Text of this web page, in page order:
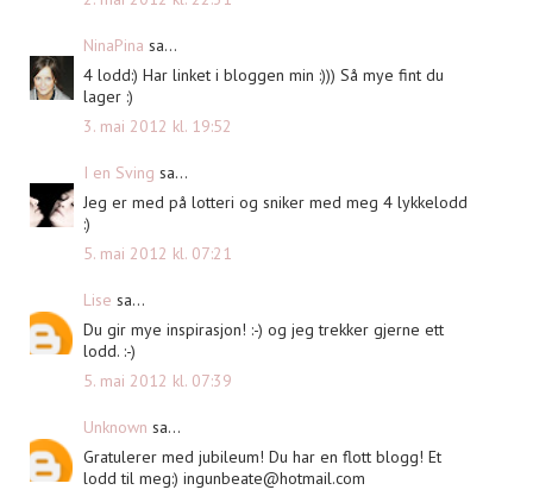
NinaPina sa...
4 lodd:) Har linket i bloggen min :))) Så mye fint du
lager :)
3. mai 2012 kl. 19:52
I en Sving sa...
Jeg er med på lotteri og sniker med meg 4 lykkelodd
:)
5. mai 2012 kl. 07:21
Lise sa...
Du gir mye inspirasjon! :-) og jeg trekker gjerne ett
lodd. :-)
5. mai 2012 kl. 07:39
Unknown sa...
Gratulerer med jubileum! Du har en flott blogg! Et
lodd til meg:) ingunbeate@hotmail.com